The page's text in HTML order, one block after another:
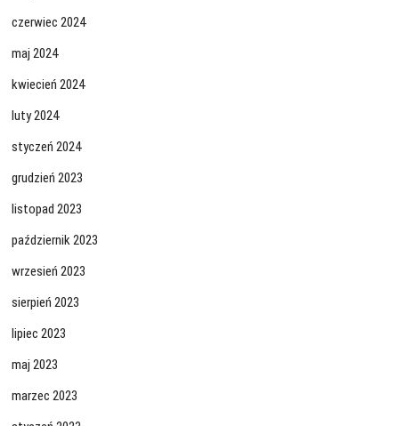
czerwiec 2024
maj 2024
kwiecień 2024
luty 2024
styczeń 2024
grudzień 2023
listopad 2023
październik 2023
wrzesień 2023
sierpień 2023
lipiec 2023
maj 2023
marzec 2023